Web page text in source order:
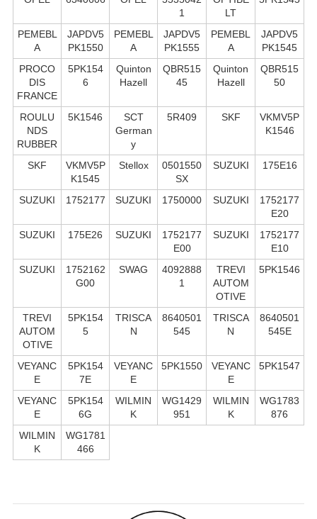
1
LT
PEMEBL
A
JAPDV5
PK1550
PEMEBL
A
JAPDV5
PK1555
PEMEBL
A
JAPDV5
PK1545
PROCO
DIS
FRANCE
5PK154
6
Quinton
Hazell
QBR515
45
Quinton
Hazell
QBR515
50
ROULU
NDS
RUBBER
5K1546
SCT
German
y
5R409 SKF
VKMV5P
K1546
SKF
VKMV5P
K1545
Stellox
0501550
SX
SUZUKI 175E16
SUZUKI 1752177 SUZUKI 1750000 SUZUKI
1752177
E20
SUZUKI
175E26 SUZUKI
1752177
E00
SUZUKI
1752177
E10
SUZUKI
1752162
G00
SWAG
4092888
1
TREVI
AUTOM
OTIVE
5PK1546
TREVI
AUTOM
OTIVE
5PK154
5
TRISCA
N
8640501
545
TRISCA
N
8640501
545E
VEYANC
E
5PK154
7E
VEYANC
E
5PK1550
VEYANC
E
5PK1547
VEYANC
E
5PK154
6G
WILMIN
K
WG1429
951
WILMIN
K
WG1783
876
WILMIN
K
WG1781
466